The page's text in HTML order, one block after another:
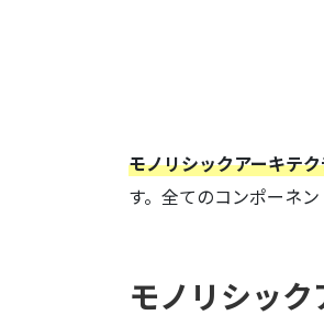
モノリシックアーキテ
す。全てのコンポーネ
モノリシッ